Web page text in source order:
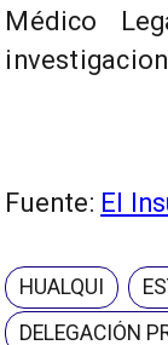
Médico
Fuente: El
HUALQUI
DELEGACIÓN